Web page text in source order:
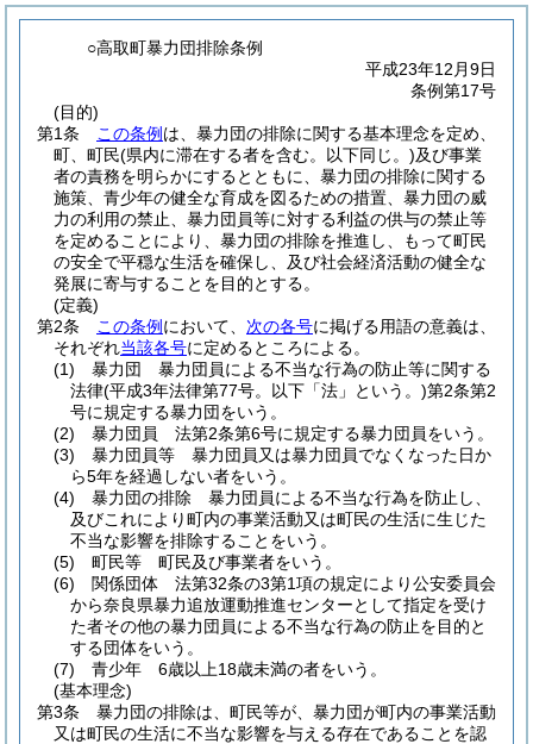
○高取町暴力団排除条例
平成23年12月9日
条例第17号
(目的)
第1条
この条例 は、暴力団の排除に関する基本理念を定め、
町、町民(県内に滞在する者を含む。以下同じ。)及び事業
者の責務を明らかにするとともに、暴力団の排除に関する
施策、青少年の健全な育成を図るための措置、暴力団の威
力の利用の禁止、暴力団員等に対する利益の供与の禁止等
を定めることにより、暴力団の排除を推進し、もって町民
の安全で平穏な生活を確保し、及び社会経済活動の健全な
発展に寄与することを目的とする。
(定義)
第2条
この条例 において、 次の各号に掲げる用語の意義は、
それぞれ当該各号に定めるところによる。
(1)
暴力団 暴力団員による不当な行為の防止等に関する
法律(平成3年法律第77号。以下「法」という。)第2条第2
号に規定する暴力団をいう。
(2)
暴力団員 法第2条第6号に規定する暴力団員をいう。
(3)
暴力団員等 暴力団員又は暴力団員でなくなった日か
ら5年を経過しない者をいう。
(4)
暴力団の排除 暴力団員による不当な行為を防止し、
及びこれにより町内の事業活動又は町民の生活に生じた
不当な影響を排除することをいう。
(5)
町民等 町民及び事業者をいう。
(6)
関係団体 法第32条の3第1項の規定により公安委員会
から奈良県暴力追放運動推進センターとして指定を受け
た者その他の暴力団員による不当な行為の防止を目的と
する団体をいう。
(7)
青少年 6歳以上18歳未満の者をいう。
(基本理念)
第3条
暴力団の排除は、町民等が、暴力団が町内の事業活動
又は町民の生活に不当な影響を与える存在であることを認